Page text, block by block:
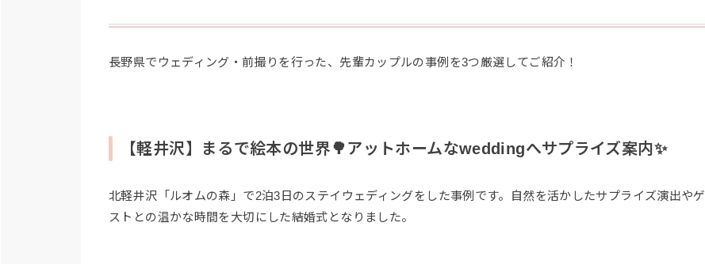
長野県でウェディング・前撮りを行った、先輩カップルの事例を3つ厳選してご紹介！
【軽井沢】まるで絵本の世界🌳アットホームなweddingへサプライズ案内✨
北軽井沢「ルオムの森」で2泊3日のステイウェディングをした事例です。自然を活かしたサプライズ演出やゲ
ストとの温かな時間を大切にした結婚式となりました。